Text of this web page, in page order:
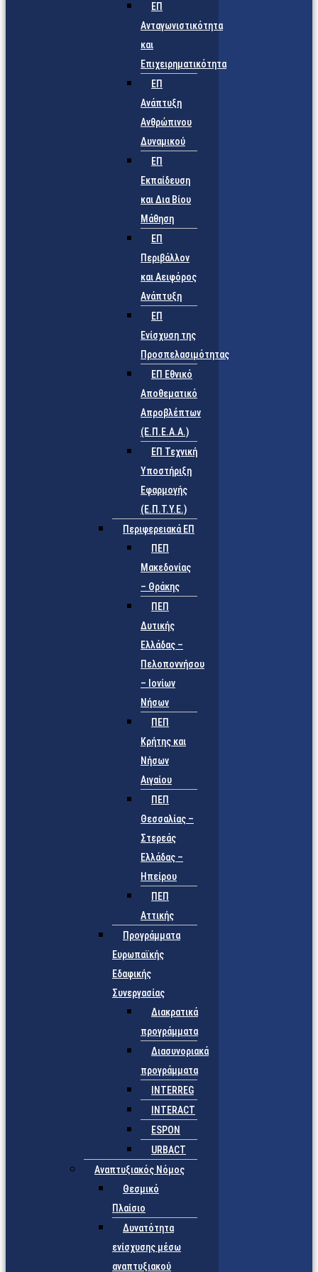
ΕΠ
Ανταγωνιστικότητα
και
Επιχειρηματικότητα
ΕΠ
Ανάπτυξη
Ανθρώπινου
Δυναμικού
ΕΠ
Εκπαίδευση
και Δια Βίου
Μάθηση
ΕΠ
Περιβάλλον
και Αειφόρος
Ανάπτυξη
ΕΠ
Ενίσχυση της
Προσπελασιμότητας
ΕΠ Εθνικό
Αποθεματικό
Απροβλέπτων
(Ε.Π.Ε.Α.Α.)
ΕΠ Τεχνική
Υποστήριξη
Εφαρμογής
(Ε.Π.Τ.Υ.Ε.)
Περιφερειακά ΕΠ
ΠΕΠ
Μακεδονίας
– Θράκης
ΠΕΠ
Δυτικής
Ελλάδας –
Πελοποννήσου
– Ιονίων
Νήσων
ΠΕΠ
Κρήτης και
Νήσων
Αιγαίου
ΠΕΠ
Θεσσαλίας –
Στερεάς
Ελλάδας –
Ηπείρου
ΠΕΠ
Αττικής
Προγράμματα
Ευρωπαϊκής
Εδαφικής
Συνεργασίας
Διακρατικά
προγράμματα
Διασυνοριακά
προγράμματα
INTERREG
INTERACT
ESPON
URBACT
Αναπτυξιακός Νόμος
Θεσμικό
Πλαίσιο
Δυνατότητα
ενίσχυσης μέσω
αναπτυξιακού